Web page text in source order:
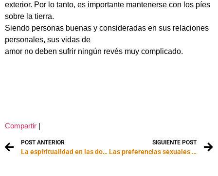
exterior. Por lo tanto, es importante mantenerse con los píes
sobre la tierra.
Siendo personas buenas y consideradas en sus relaciones
personales, sus vidas de
amor no deben sufrir ningún revés muy complicado.
Compartir |
POST ANTERIOR
La espiritualidad en las doce energías zodiacales
SIGUIENTE POST
Las preferencias sexuales de los signos